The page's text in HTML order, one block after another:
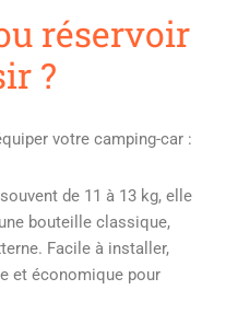
réservoir
?
votre camping-car :
de 11 à 13 kg, elle
bouteille classique,
Facile à installer,
et économique pour